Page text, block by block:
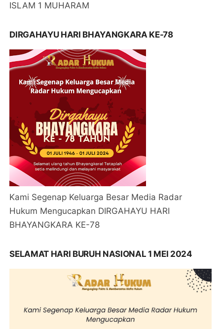
ISLAM 1 MUHARAM
DIRGAHAYU HARI BHAYANGKARA KE-78
Kami Segenap Keluarga Besar Media Radar
Hukum Mengucapkan DIRGAHAYU HARI
BHAYANGKARA KE-78
SELAMAT HARI BURUH NASIONAL 1 MEI 2024